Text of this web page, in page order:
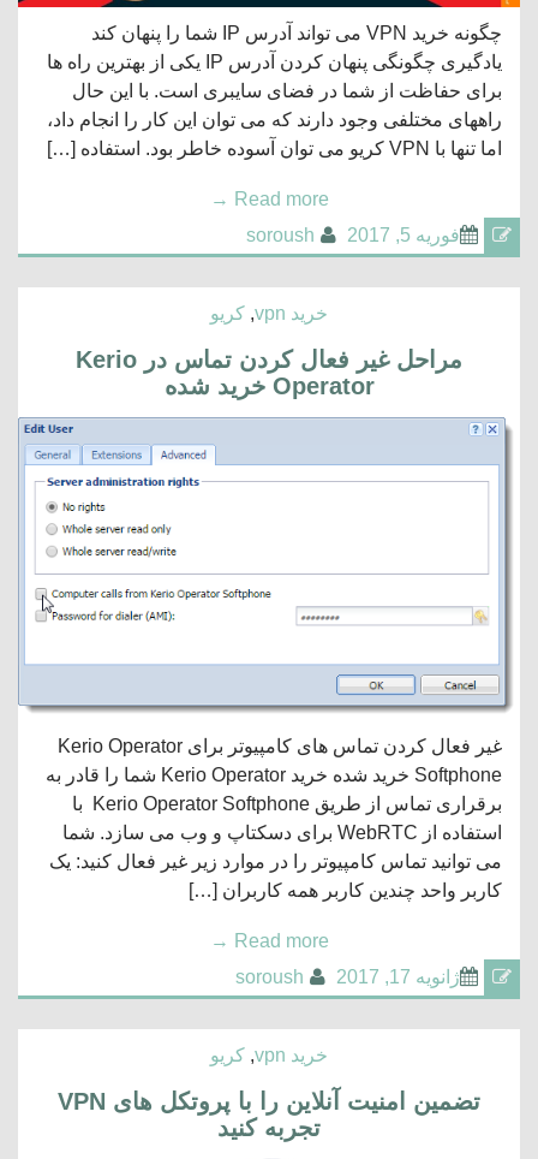
چگونه خرید VPN می تواند آدرس IP شما را پنهان کند
یادگیری چگونگی پنهان کردن آدرس IP یکی از بهترین راه ها
برای حفاظت از شما در فضای سایبری است. با این حال
راههای مختلفی وجود دارند که می توان این کار را انجام داد،
اما تنها با VPN کریو می توان آسوده خاطر بود. استفاده […]
Read more
→
فوریه 5, 2017
soroush
خرید vpn , کریو
مراحل غیر فعال کردن تماس در Kerio
Operator خرید شده
غیر فعال کردن تماس های کامپیوتر برای Kerio Operator
Softphone خرید شده خرید Kerio Operator شما را قادر به
برقراری تماس از طریق Kerio Operator Softphone با
استفاده از WebRTC برای دسکتاپ و وب می سازد. شما
می توانید تماس کامپیوتر را در موارد زیر غیر فعال کنید: یک
کاربر واحد چندین کاربر همه کاربران […]
Read more
→
ژانویه 17, 2017
soroush
خرید vpn , کریو
تضمین امنیت آنلاین را با پروتکل های VPN
تجربه کنید